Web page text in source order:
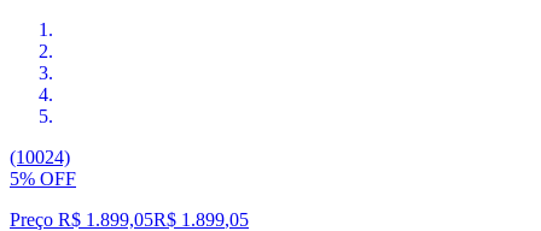
(10024)
5% OFF
Preço R$ 1.899,05R$ 1.899,05